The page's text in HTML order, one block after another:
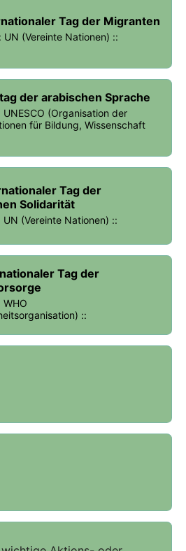
Tag der Migranten
UN (Vereinte Nationen) ::
der arabischen Sprache
(Organisation der
für Bildung, Wissenschaft
Tag der
Solidarität
(Vereinte Nationen) ::
Tag der
::